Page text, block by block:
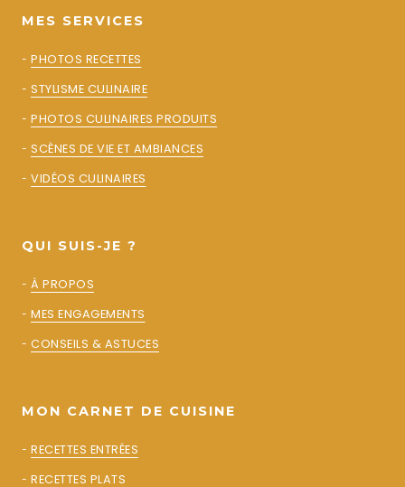
MES SERVICES
- PHOTOS RECETTES
- STYLISME CULINAIRE
- PHOTOS CULINAIRES PRODUITS
- SCÈNES DE VIE ET AMBIANCES
- VIDÉOS CULINAIRES
QUI SUIS-JE ?
- À PROPOS
- MES ENGAGEMENTS
- CONSEILS & ASTUCES
MON CARNET DE CUISINE
- RECETTES ENTRÉES
- RECETTES PLATS